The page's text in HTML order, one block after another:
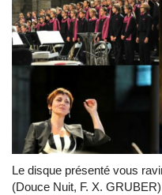
Le disque présenté vous
(Douce Nuit, F. X.